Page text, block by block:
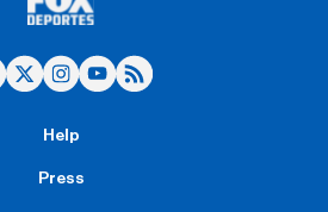
Help
Press